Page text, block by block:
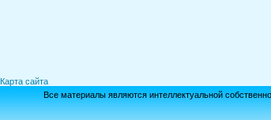
Карта сайта
Все материалы являются интеллектуальной